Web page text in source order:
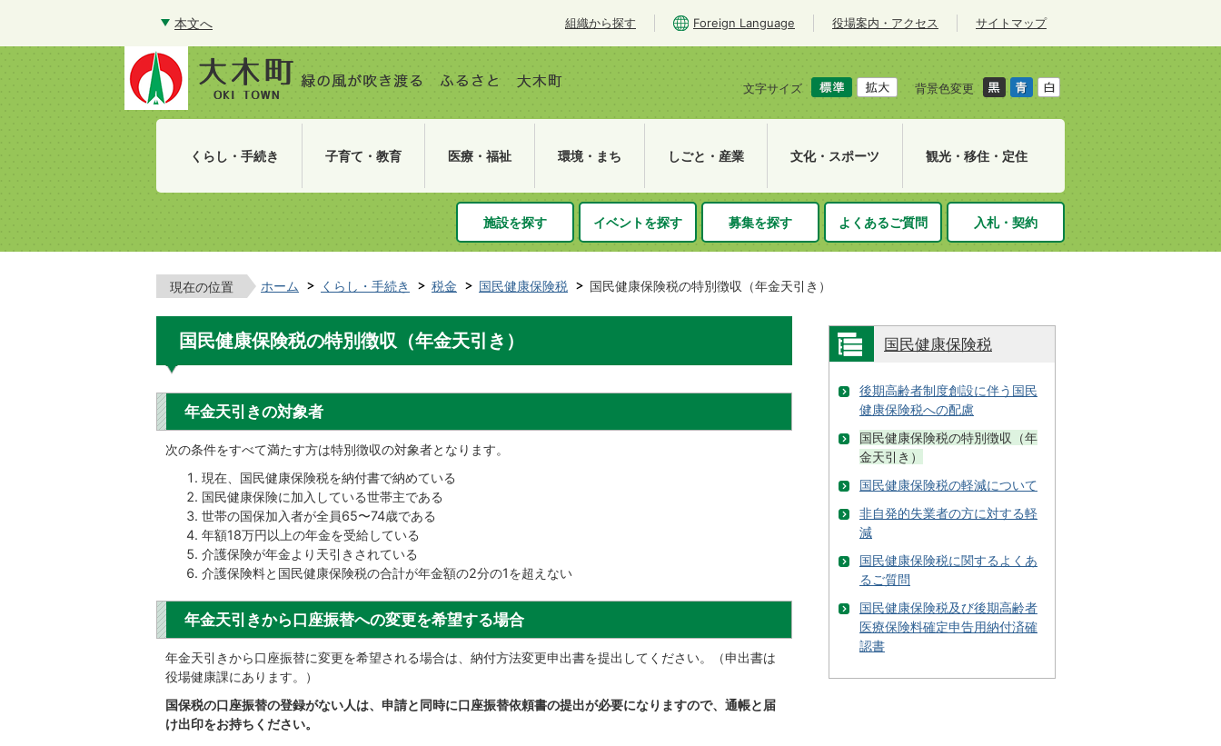
本文へ 組織から探す Foreign Language 役場案内・アクセス サイトマップ
文字サイズ 背景色変更
くらし・手続き 子育て・教育 医療・福祉 環境・まち しごと・産業 文化・スポーツ 観光・移住・定住
施設を探す イベントを探す 募集を探す よくあるご質問 入札・契約
現在の位置 ホーム くらし・手続き 税金 国民健康保険税 国民健康保険税の特別徴収（年金天引き）
国民健康保険税の特別徴収（年金天引き）
年金天引きの対象者
次の条件をすべて満たす方は特別徴収の対象者となります。
現在、国民健康保険税を納付書で納めている
国民健康保険に加入している世帯主である
世帯の国保加入者が全員65〜74歳である
年額18万円以上の年金を受給している
介護保険が年金より天引きされている
介護保険料と国民健康保険税の合計が年金額の2分の1を超えない
年金天引きから口座振替への変更を希望する場合
年金天引きから口座振替に変更を希望される場合は、納付方法変更申出書を提出してください。（申出書は
役場健康課にあります。）
国保税の口座振替の登録がない人は、申請と同時に口座振替依頼書の提出が必要になりますので、通帳と届
け出印をお持ちください。
国民健康保険税
後期高齢者制度創設に伴う国民
健康保険税への配慮
国民健康保険税の特別徴収（年
金天引き）
国民健康保険税の軽減について
非自発的失業者の方に対する軽
減
国民健康保険税に関するよくあ
るご質問
国民健康保険税及び後期高齢者
医療保険料確定申告用納付済確
認書